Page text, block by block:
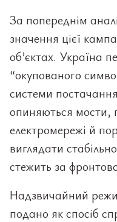
За попереднім
значення цієї
об’єктах. Україна
“окупованого
системи
опиняються мости,
електромережі й
виглядати
стежить за
Надзвичайний
подано як спосіб